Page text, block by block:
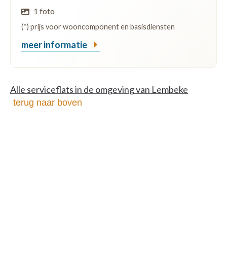
1 foto
(*) prijs voor wooncomponent en basisdiensten
meer informatie
Alle serviceflats in de omgeving van Lembeke
terug naar boven